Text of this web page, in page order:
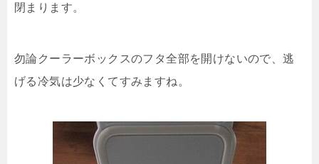
閉まります。
勿論クーラーボックスのフタ全部を開けないので、逃
げる冷気は少なくてすみますね。